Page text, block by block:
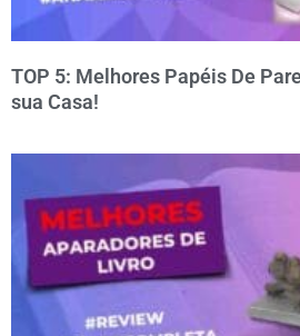
TOP 5: Melhores Papéis De
sua Casa!